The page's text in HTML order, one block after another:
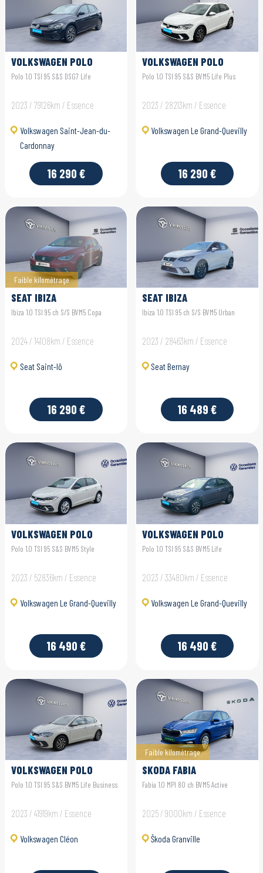
VOLKSWAGEN POLO
Polo 1.0 TSI 95 S&S DSG7 Life
2023 / 79126km / Essence
Volkswagen Saint-Jean-du-
Cardonnay
16 290 €
VOLKSWAGEN POLO
Polo 1.0 TSI 95 S&S BVM5 Life Plus
2023 / 28213km / Essence
Volkswagen Le Grand-Quevilly
16 290 €
Faible kilométrage
SEAT IBIZA
Ibiza 1.0 TSI 95 ch S/S BVM5 Copa
2024 / 14108km / Essence
Seat Saint-lô
16 290 €
SEAT IBIZA
Ibiza 1.0 TSI 95 ch S/S BVM5 Urban
2023 / 28463km / Essence
Seat Bernay
16 489 €
VOLKSWAGEN POLO
Polo 1.0 TSI 95 S&S BVM5 Style
2023 / 52836km / Essence
Volkswagen Le Grand-Quevilly
16 490 €
VOLKSWAGEN POLO
Polo 1.0 TSI 95 S&S BVM5 Life
2023 / 33480km / Essence
Volkswagen Le Grand-Quevilly
16 490 €
VOLKSWAGEN POLO
Polo 1.0 TSI 95 S&S BVM5 Life Business
2023 / 41919km / Essence
Volkswagen Cléon
Faible kilométrage
SKODA FABIA
Fabia 1.0 MPI 80 ch BVM5 Active
2025 / 9000km / Essence
Škoda Granville